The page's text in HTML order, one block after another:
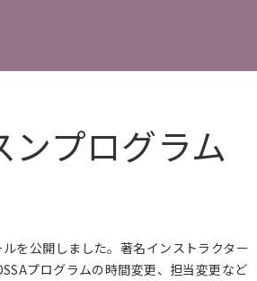
ンプログラム
を公開しました。著名インストラクター
プログラムの時間変更、担当変更など